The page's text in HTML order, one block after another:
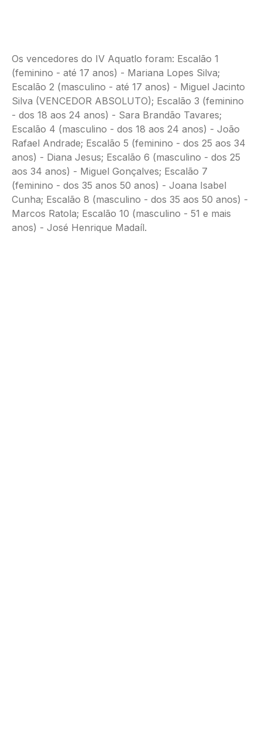
Os vencedores do IV Aquatlo foram: Escalão 1
(feminino - até 17 anos) - Mariana Lopes Silva;
Escalão 2 (masculino - até 17 anos) - Miguel Jacinto
Silva (VENCEDOR ABSOLUTO); Escalão 3 (feminino
- dos 18 aos 24 anos) - Sara Brandão Tavares;
Escalão 4 (masculino - dos 18 aos 24 anos) - João
Rafael Andrade; Escalão 5 (feminino - dos 25 aos 34
anos) - Diana Jesus; Escalão 6 (masculino - dos 25
aos 34 anos) - Miguel Gonçalves; Escalão 7
(feminino - dos 35 anos 50 anos) - Joana Isabel
Cunha; Escalão 8 (masculino - dos 35 aos 50 anos) -
Marcos Ratola; Escalão 10 (masculino - 51 e mais
anos) - José Henrique Madaíl.